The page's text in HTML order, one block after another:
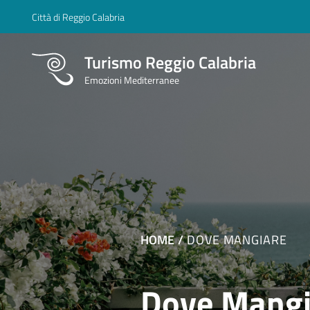
Città di Reggio Calabria
Turismo Reggio Calabria
Emozioni Mediterranee
HOME DOVE MANGIARE